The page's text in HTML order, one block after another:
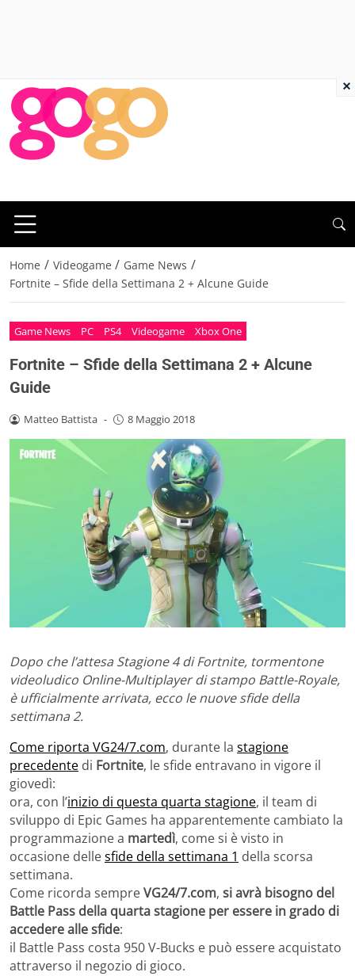
Home / Videogame / Game News /
Fortnite – Sfide della Settimana 2 + Alcune Guide
Game News PC PS4 Videogame Xbox One
Fortnite – Sfide della Settimana 2 + Alcune
Guide
Matteo Battista - 8 Maggio 2018
Dopo che l’attesa Stagione 4 di Fortnite, tormentone
videoludico Online-Multiplayer di stampo Battle-Royale,
è ufficialmente arrivata, ecco le nuove sfide della
settimana 2.
Come riporta VG24/7.com, durante la stagione
precedente di Fortnite, le sfide entravano in vigore il
giovedì:
ora, con l’inizio di questa quarta stagione, il team di
sviluppo di Epic Games ha apparentemente cambiato la
programmazione a martedì, come si è visto in
occasione dellesfide della settimana 1 della scorsa
settimana.
Come ricorda sempreVG24/7.com, si avrà bisogno del
Battle Pass della quarta stagione per essere in grado di
accedere alle sfide:
il Battle Pass costa 950 V-Bucks e può essere acquistato
attraverso il negozio di gioco.
×